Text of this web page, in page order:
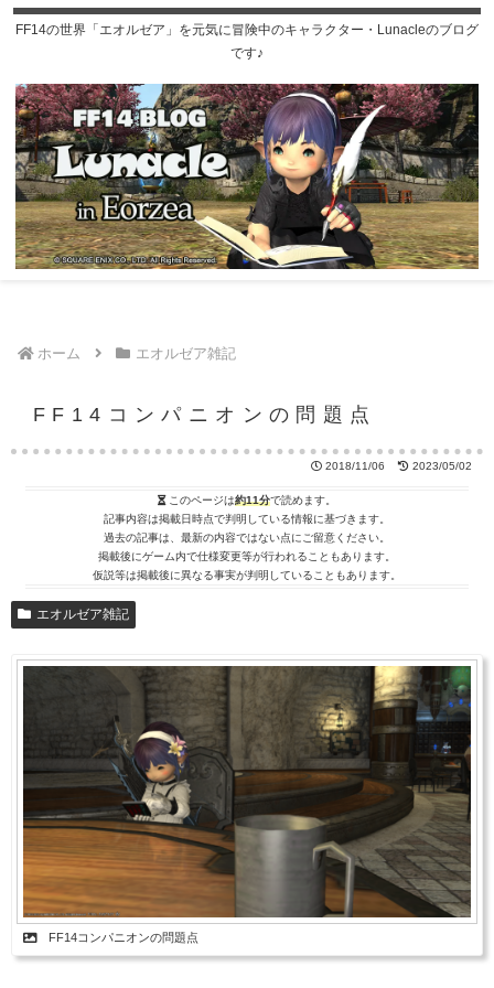
FF14の世界「エオルゼア」を元気に冒険中のキャラクター・Lunacleのブログ
です♪
ホーム エオルゼア雑記
FF14コンパニオンの問題点
2018/11/06 2023/05/02
このページは約11分で読めます。
記事内容は掲載日時点で判明している情報に基づきます。
過去の記事は、最新の内容ではない点にご留意ください。
掲載後にゲーム内で仕様変更等が行われることもあります。
仮説等は掲載後に異なる事実が判明していることもあります。
エオルゼア雑記
FF14コンパニオンの問題点